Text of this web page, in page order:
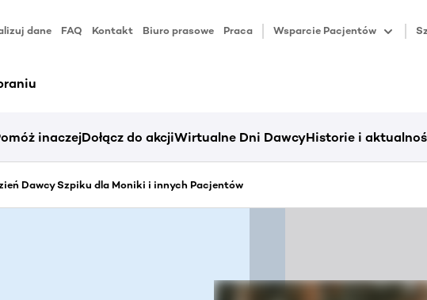
dane FAQ Kontakt Biuro prasowe Praca Wsparcie Pacjentów
inaczejDołącz do akcjiWirtualne Dni DawcyHistorie i
Dawcy Szpiku dla Moniki i innych Pacjentów